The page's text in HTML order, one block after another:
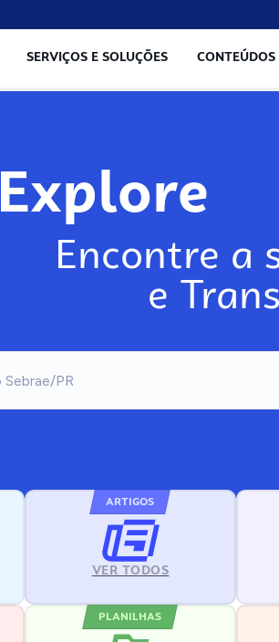
SERVIÇOS E SOLUÇÕES
Explore
Encontre a
e
ARTIGOS
VER TODOS
PLANILHAS